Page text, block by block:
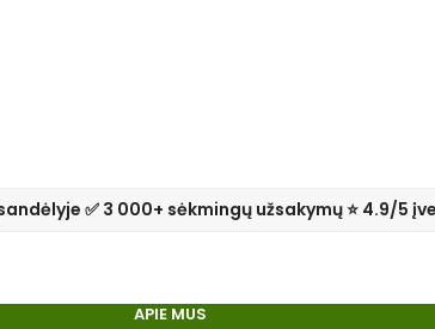
✅ 3 000+ sėkmingų užsakymų ⭐ 4.9/5
APIE MUS